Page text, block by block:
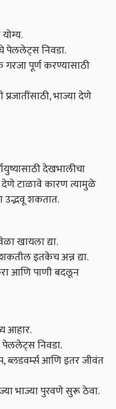
पेललेट्स निवडा.
पूर्ण करण्यासाठी
भाज्या देणे
देखभालीचा
टाळावे कारण त्यामुळे
उद्भवू शकतात.
खायला द्या.
शकतील इतकेच अन्न द्या.
आणि पाणी बदलून
आहार.
पेललेट्स निवडा.
ब्लडवर्म्स आणि इतर जीवंत
भाज्या पुरवणे सुरू ठेवा.